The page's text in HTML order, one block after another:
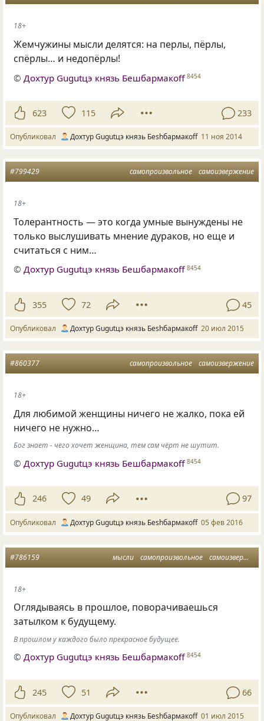
18+
Жемчужины мысли делятся: на перлы, пёрлы,
спёрлы… и недопёрлы!
© Дохтур Gugutцэ князь Бешбармакоff 8454
623 115 233
Опубликовал Дохтур Gugutцэ князь Беshбармакоff 11 ноя 2014
самопроизвольное самоизвержение
#799429
18+
Толерантность — это когда умные вынуждены не
только выслушивать мнение дураков, но еще и
считаться с ним…
©Дохтур Gugutцэ князь Бешбармакоff 8454
355 72 45
Опубликовал Дохтур Gugutцэ князь Беshбармакоff 20 июл 2015
самопроизвольное самоизвержение
#860377
18+
Для любимой женщины ничего не жалко, пока ей
ничего не нужно…
Бог знает - чего хочет женщина, тем сам чёрт не шутит.
© Дохтур Gugutцэ князь Бешбармакоff 8454
246 49 97
Опубликовал Дохтур Gugutцэ князь Беshбармакоff 05 фев 2016
мысли самопроизвольное самоизвержение
#786159
18+
Оглядываясь в прошлое, поворачиваешься
затылком к будущему.
В прошлом у каждого было прекрасное будущее.
©Дохтур Gugutцэ князь Бешбармакоff 8454
245 51 66
Опубликовал Дохтур Gugutцэ князь Беshбармакоff 01 июл 2015